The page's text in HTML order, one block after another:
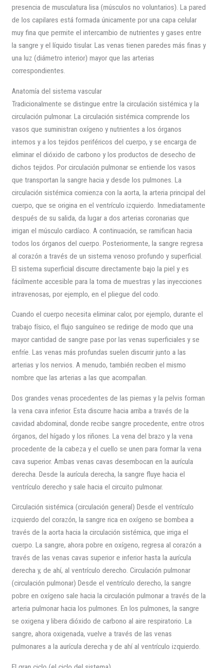
presencia de musculatura lisa (músculos no voluntarios). La pared
de los capilares está formada únicamente por una capa celular
muy fina que permite el intercambio de nutrientes y gases entre
la sangre y el líquido tisular. Las venas tienen paredes más finas y
una luz (diámetro interior) mayor que las arterias
correspondientes.
Anatomía del sistema vascular
Tradicionalmente se distingue entre la circulación sistémica y la
circulación pulmonar. La circulación sistémica comprende los
vasos que suministran oxígeno y nutrientes a los órganos
internos y a los tejidos periféricos del cuerpo, y se encarga de
eliminar el dióxido de carbono y los productos de desecho de
dichos tejidos. Por circulación pulmonar se entiende los vasos
que transportan la sangre hacia y desde los pulmones. La
circulación sistémica comienza con la aorta, la arteria principal del
cuerpo, que se origina en el ventrículo izquierdo. Inmediatamente
después de su salida, da lugar a dos arterias coronarias que
irrigan el músculo cardíaco. A continuación, se ramifican hacia
todos los órganos del cuerpo. Posteriormente, la sangre regresa
al corazón a través de un sistema venoso profundo y superficial.
El sistema superficial discurre directamente bajo la piel y es
fácilmente accesible para la toma de muestras y las inyecciones
intravenosas, por ejemplo, en el pliegue del codo.
Cuando el cuerpo necesita eliminar calor, por ejemplo, durante el
trabajo físico, el flujo sanguíneo se redirige de modo que una
mayor cantidad de sangre pase por las venas superficiales y se
enfríe. Las venas más profundas suelen discurrir junto a las
arterias y los nervios. A menudo, también reciben el mismo
nombre que las arterias a las que acompañan.
Dos grandes venas procedentes de las piernas y la pelvis forman
la vena cava inferior. Esta discurre hacia arriba a través de la
cavidad abdominal, donde recibe sangre procedente, entre otros
órganos, del hígado y los riñones. La vena del brazo y la vena
procedente de la cabeza y el cuello se unen para formar la vena
cava superior. Ambas venas cavas desembocan en la aurícula
derecha. Desde la aurícula derecha, la sangre fluye hacia el
ventrículo derecho y sale hacia el circuito pulmonar.
Circulación sistémica (circulación general) Desde el ventrículo
izquierdo del corazón, la sangre rica en oxígeno se bombea a
través de la aorta hacia la circulación sistémica, que irriga el
cuerpo. La sangre, ahora pobre en oxígeno, regresa al corazón a
través de las venas cavas superior e inferior hasta la aurícula
derecha y, de ahí, al ventrículo derecho. Circulación pulmonar
(circulación pulmonar) Desde el ventrículo derecho, la sangre
pobre en oxígeno sale hacia la circulación pulmonar a través de la
arteria pulmonar hacia los pulmones. En los pulmones, la sangre
se oxigena y libera dióxido de carbono al aire respiratorio. La
sangre, ahora oxigenada, vuelve a través de las venas
pulmonares a la aurícula derecha y de ahí al ventrículo izquierdo.